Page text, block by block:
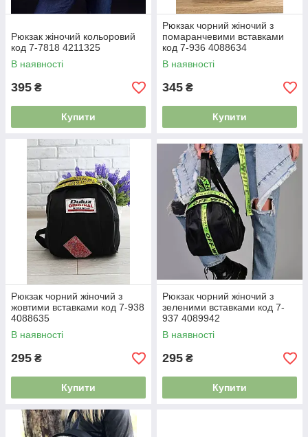
Рюкзак жіночий кольоровий
код 7-7818 4211325
В наявності
395 ₴
Купити
Рюкзак чорний жіночий з
помаранчевими вставками
код 7-936 4088634
В наявності
345 ₴
Купити
Рюкзак чорний жіночий з
жовтими вставками код 7-938
4088635
В наявності
295 ₴
Купити
Рюкзак чорний жіночий з
зеленими вставками код 7-
937 4089942
В наявності
295 ₴
Купити